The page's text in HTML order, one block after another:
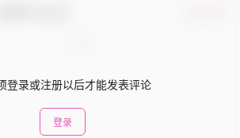
登录或注册以后才能发表评论
登录